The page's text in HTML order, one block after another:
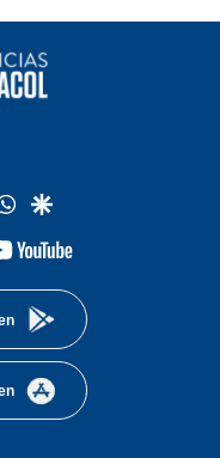
whatsapp
google
youtube-